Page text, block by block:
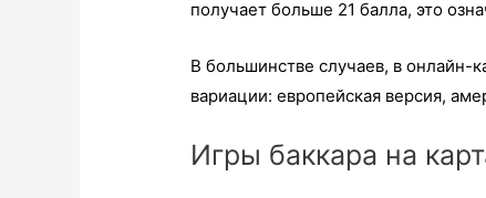
получает больше 21 балла, это
В большинстве случаев, в онлайн-
вариации: европейская версия,
Игры баккара на